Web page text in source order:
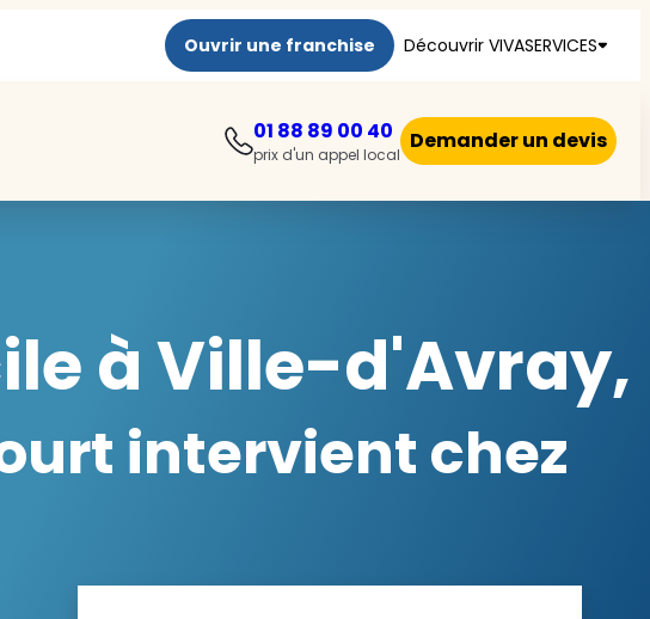
Ouvrir une franchise Découvrir VIVASERVICES
01 88 89 00 40
prix d'un appel local
Demander un devis
à Ville-d'Avray,
intervient chez